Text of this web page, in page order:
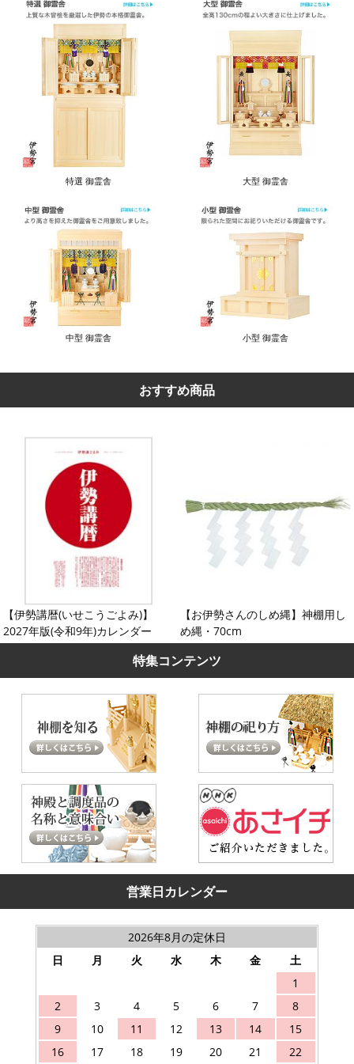
特選 御霊舎 大型 御霊舎
中型 御霊舎 小型 御霊舎
おすすめ商品
【伊勢講暦(いせこうごよみ)】
2027年版(令和9年)カレンダー
【お伊勢さんのしめ縄】神棚用し
め縄・70cm
特集コンテンツ
営業日カレンダー
2026年8月の定休日
日
月 火 水 木 金
土
1
2
3 4 5 6 7
8
9
10 11 12 13 14
15
16
17 18 19 20 21
22